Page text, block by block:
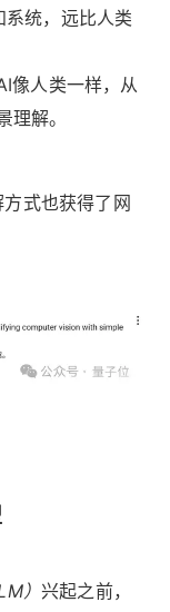
统，远比人类
像人类一样，从
解。
式也获得了网
） 兴起之前，